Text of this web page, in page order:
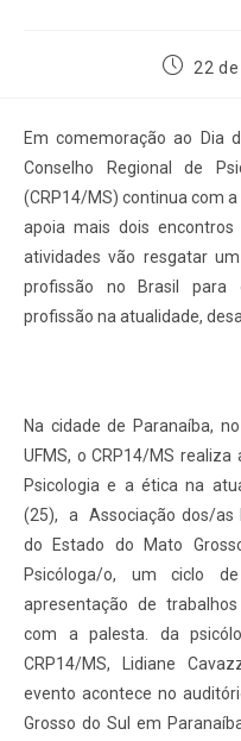
22
Em comemoração ao Dia
Conselho Regional de
(CRP14/MS) continua com
apoia mais dois
atividades vão resgatar
profissão no Brasil para
profissão na atualidade,
Na cidade de Paranaíba,
UFMS, o CRP14/MS realiza
Psicologia e a ética na
(25), a Associação dos/as
do Estado do Mato
Psicóloga/o, um ciclo
apresentação de
com a palesta. da
CRP14/MS, Lidiane
evento acontece no
Grosso do Sul em